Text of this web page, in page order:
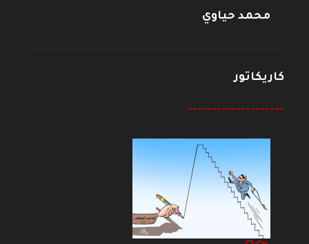
محمد حياوي
كاريكاتور
--------------------